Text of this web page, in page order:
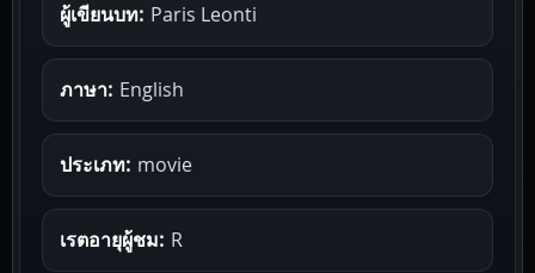
ผู้เขียนบท: Paris Leonti
ภาษา: English
ประเภท: movie
เรตอายุผู้ชม: R